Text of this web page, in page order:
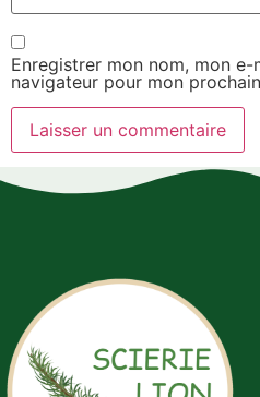
Enregistrer mon nom, mon
navigateur pour mon